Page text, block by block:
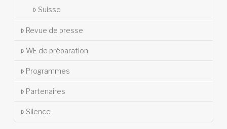
Suisse
Revue de presse
WE de préparation
Programmes
Partenaires
Silence